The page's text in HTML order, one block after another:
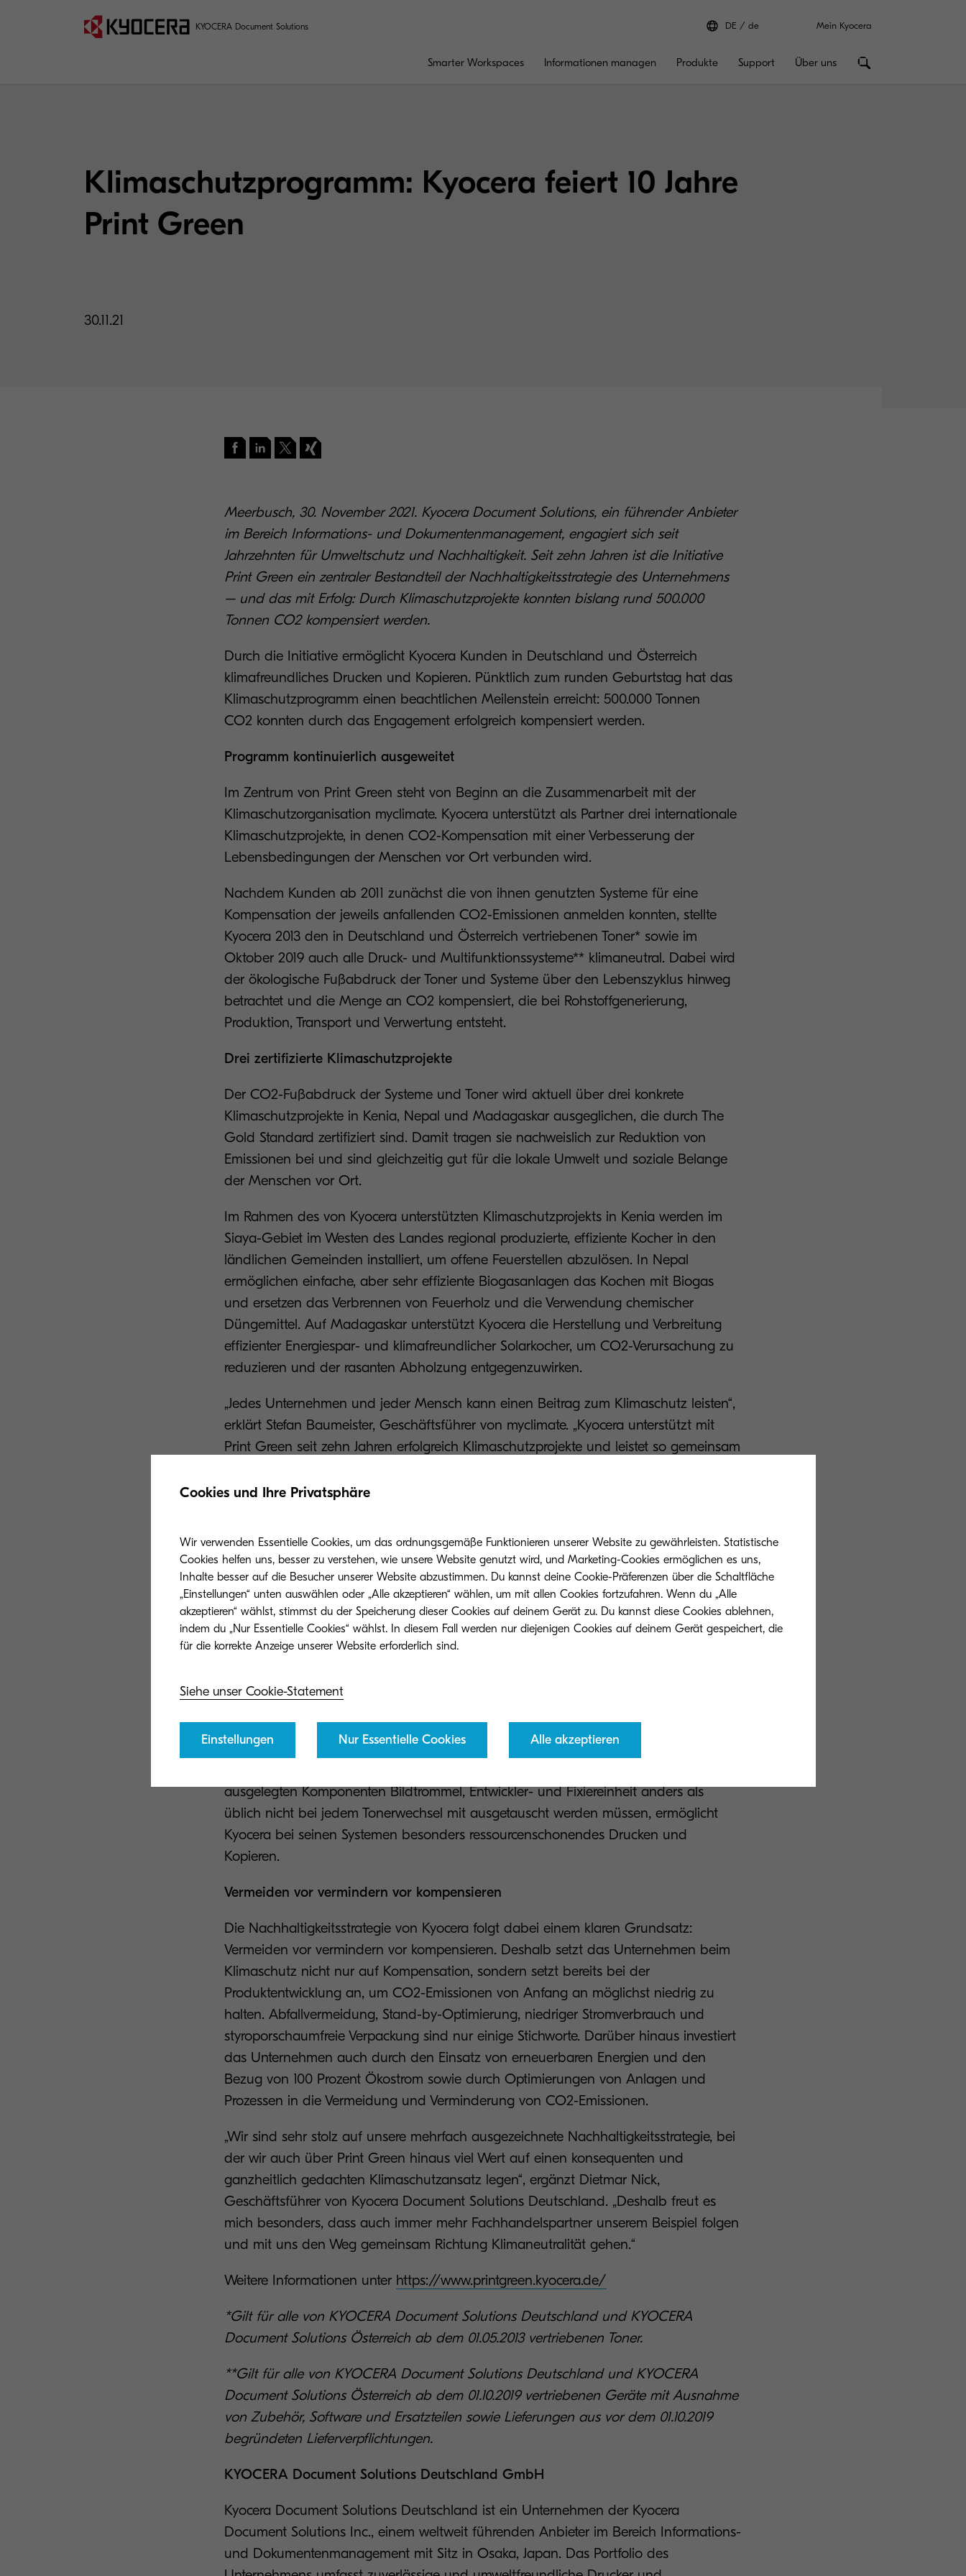
KYOCERA Document Solutions DE de Mein Kyocera
Smarter Workspaces Informationen managen Produkte Support Über uns
Klimaschutzprogramm: Kyocera feiert 10 Jahre
Print Green
30.11.21
Meerbusch, 30. November 2021. Kyocera Document Solutions, ein führender Anbieter
im Bereich Informations- und Dokumentenmanagement, engagiert sich seit
Jahrzehnten für Umweltschutz und Nachhaltigkeit. Seit zehn Jahren ist die Initiative
Print Green ein zentraler Bestandteil der Nachhaltigkeitsstrategie des Unternehmens
– und das mit Erfolg: Durch Klimaschutzprojekte konnten bislang rund 500.000
Tonnen CO2 kompensiert werden.
Durch die Initiative ermöglicht Kyocera Kunden in Deutschland und Österreich
klimafreundliches Drucken und Kopieren. Pünktlich zum runden Geburtstag hat das
Klimaschutzprogramm einen beachtlichen Meilenstein erreicht: 500.000 Tonnen
CO2 konnten durch das Engagement erfolgreich kompensiert werden.
Programm kontinuierlich ausgeweitet
Im Zentrum von Print Green steht von Beginn an die Zusammenarbeit mit der
Klimaschutzorganisation myclimate. Kyocera unterstützt als Partner drei internationale
Klimaschutzprojekte, in denen CO2-Kompensation mit einer Verbesserung der
Lebensbedingungen der Menschen vor Ort verbunden wird.
Nachdem Kunden ab 2011 zunächst die von ihnen genutzten Systeme für eine
Kompensation der jeweils anfallenden CO2-Emissionen anmelden konnten, stellte
Kyocera 2013 den in Deutschland und Österreich vertriebenen Toner* sowie im
Oktober 2019 auch alle Druck- und Multifunktionssysteme** klimaneutral. Dabei wird
der ökologische Fußabdruck der Toner und Systeme über den Lebenszyklus hinweg
betrachtet und die Menge an CO2 kompensiert, die bei Rohstoffgenerierung,
Produktion, Transport und Verwertung entsteht.
Drei zertifizierte Klimaschutzprojekte
Der CO2-Fußabdruck der Systeme und Toner wird aktuell über drei konkrete
Klimaschutzprojekte in Kenia, Nepal und Madagaskar ausgeglichen, die durch The
Gold Standard zertifiziert sind. Damit tragen sie nachweislich zur Reduktion von
Emissionen bei und sind gleichzeitig gut für die lokale Umwelt und soziale Belange
der Menschen vor Ort.
Im Rahmen des von Kyocera unterstützten Klimaschutzprojekts in Kenia werden im
Siaya-Gebiet im Westen des Landes regional produzierte, effiziente Kocher in den
ländlichen Gemeinden installiert, um offene Feuerstellen abzulösen. In Nepal
ermöglichen einfache, aber sehr effiziente Biogasanlagen das Kochen mit Biogas
und ersetzen das Verbrennen von Feuerholz und die Verwendung chemischer
Düngemittel. Auf Madagaskar unterstützt Kyocera die Herstellung und Verbreitung
effizienter Energiespar- und klimafreundlicher Solarkocher, um CO2-Verursachung zu
reduzieren und der rasanten Abholzung entgegenzuwirken.
„Jedes Unternehmen und jeder Mensch kann einen Beitrag zum Klimaschutz leisten“,
erklärt Stefan Baumeister, Geschäftsführer von myclimate. „Kyocera unterstützt mit
Print Green seit zehn Jahren erfolgreich Klimaschutzprojekte und leistet so gemeinsam
Entwicklung.“
Das Kyocera-Klimaschutzprogramm ist eine von vielen Facetten der
unternehmenseigenen Nachhaltigkeitsstrategie. Schon Gründer Kazuo Inamori
machte den Umweltschutz zu einem wichtigen Bestandteil der
Unternehmensphilosophie, der aktiv gelebt wird. In Deutschland arbeitet Kyocera
bereits seit 1987 mit der Deutschen Umwelthilfe zusammen und war der erste
Unternehmen zudem die CO2-Emissionen der Geschäftstätigkeit der deutschen
Auch bei den Produkten selbst setzt Kyocera auf Nachhaltigkeit: Durch die
ausgelegten Komponenten Bildtrommel, Entwickler- und Fixiereinheit anders als
üblich nicht bei jedem Tonerwechsel mit ausgetauscht werden müssen, ermöglicht
Kyocera bei seinen Systemen besonders ressourcenschonendes Drucken und
Kopieren.
Vermeiden vor vermindern vor kompensieren
Die Nachhaltigkeitsstrategie von Kyocera folgt dabei einem klaren Grundsatz:
Vermeiden vor vermindern vor kompensieren. Deshalb setzt das Unternehmen beim
Klimaschutz nicht nur auf Kompensation, sondern setzt bereits bei der
Produktentwicklung an, um CO2-Emissionen von Anfang an möglichst niedrig zu
halten. Abfallvermeidung, Stand-by-Optimierung, niedriger Stromverbrauch und
styroporschaumfreie Verpackung sind nur einige Stichworte. Darüber hinaus investiert
das Unternehmen auch durch den Einsatz von erneuerbaren Energien und den
Bezug von 100 Prozent Ökostrom sowie durch Optimierungen von Anlagen und
Prozessen in die Vermeidung und Verminderung von CO2-Emissionen.
„Wir sind sehr stolz auf unsere mehrfach ausgezeichnete Nachhaltigkeitsstrategie, bei
der wir auch über Print Green hinaus viel Wert auf einen konsequenten und
ganzheitlich gedachten Klimaschutzansatz legen“, ergänzt Dietmar Nick,
Geschäftsführer von Kyocera Document Solutions Deutschland. „Deshalb freut es
mich besonders, dass auch immer mehr Fachhandelspartner unserem Beispiel folgen
und mit uns den Weg gemeinsam Richtung Klimaneutralität gehen.“
Weitere Informationen unter https://www.printgreen.kyocera.de/
*Gilt für alle von KYOCERA Document Solutions Deutschland und KYOCERA
Document Solutions Österreich ab dem 01.05.2013 vertriebenen Toner.
**Gilt für alle von KYOCERA Document Solutions Deutschland und KYOCERA
Document Solutions Österreich ab dem 01.10.2019 vertriebenen Geräte mit Ausnahme
von Zubehör, Software und Ersatzteilen sowie Lieferungen aus vor dem 01.10.2019
begründeten Lieferverpflichtungen.
KYOCERA Document Solutions Deutschland GmbH
Kyocera Document Solutions Deutschland ist ein Unternehmen der Kyocera
Document Solutions Inc., einem weltweit führenden Anbieter im Bereich Informations-
und Dokumentenmanagement mit Sitz in Osaka, Japan. Das Portfolio des
Cookies und Ihre Privatsphäre
Wir verwenden Essentielle Cookies, um das ordnungsgemäße Funktionieren unserer Website zu gewährleisten. Statistische
Cookies helfen uns, besser zu verstehen, wie unsere Website genutzt wird, und Marketing-Cookies ermöglichen es uns,
Inhalte besser auf die Besucher unserer Website abzustimmen. Du kannst deine Cookie-Präferenzen über die Schaltfläche
„Einstellungen“ unten auswählen oder „Alle akzeptieren“ wählen, um mit allen Cookies fortzufahren. Wenn du „Alle
akzeptieren“ wählst, stimmst du der Speicherung dieser Cookies auf deinem Gerät zu. Du kannst diese Cookies ablehnen,
indem du „Nur Essentielle Cookies“ wählst. In diesem Fall werden nur diejenigen Cookies auf deinem Gerät gespeichert, die
für die korrekte Anzeige unserer Website erforderlich sind.
Siehe unser Cookie-Statement
Einstellungen Nur Essentielle Cookies Alle akzeptieren